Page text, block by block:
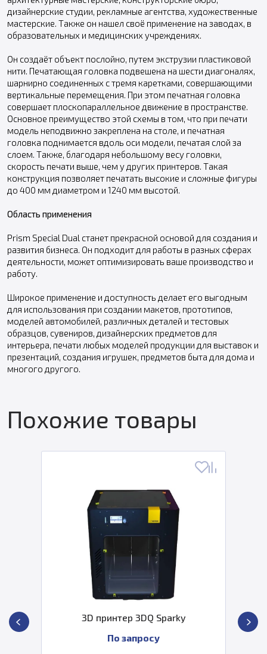
дизайнерские студии, рекламные агентства, художественные
мастерские. Также он нашел своё применение на заводах, в
образовательных и медицинских учреждениях.
Он создаёт объект послойно, путем экструзии пластиковой
нити. Печатающая головка подвешена на шести диагоналях,
шарнирно соединенных с тремя каретками, совершающими
вертикальные перемещения. При этом печатная головка
совершает плоскопараллельное движение в пространстве.
Основное преимущество этой схемы в том, что при печати
модель неподвижно закреплена на столе, и печатная
головка поднимается вдоль оси модели, печатая слой за
слоем. Также, благодаря небольшому весу головки,
скорость печати выше, чем у других принтеров. Такая
конструкция позволяет печатать высокие и сложные фигуры
до 400 мм диаметром и 1240 мм высотой.
Область применения
Prism Special Dual станет прекрасной основой для создания и
развития бизнеса. Он подходит для работы в разных сферах
деятельности, может оптимизировать ваше производство и
работу.
Широкое применение и доступность делает его выгодным
для использования при создании макетов, прототипов,
моделей автомобилей, различных деталей и тестовых
образцов, сувениров, дизайнерских предметов для
интерьера, печати любых моделей продукции для выставок и
презентаций, создания игрушек, предметов быта для дома и
многого другого.
Похожие товары
3D принтер 3DQ Sparky
По запросу